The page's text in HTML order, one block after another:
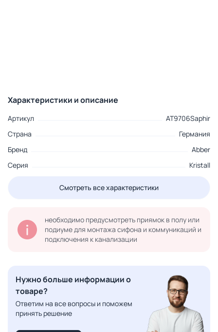
Характеристики и описание
Артикул
AT9706Saphir
Страна
Германия
Бренд
Abber
Серия
Kristall
Смотреть все характеристики
необходимо предусмотреть приямок в полу или
подиуме для монтажа сифона и коммуникаций и
подключения к канализации
Нужно больше информации о
товаре?
Ответим на все вопросы и поможем
принять решение